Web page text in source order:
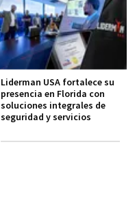
Liderman USA fortalece su
presencia en Florida con
soluciones integrales de
seguridad y servicios